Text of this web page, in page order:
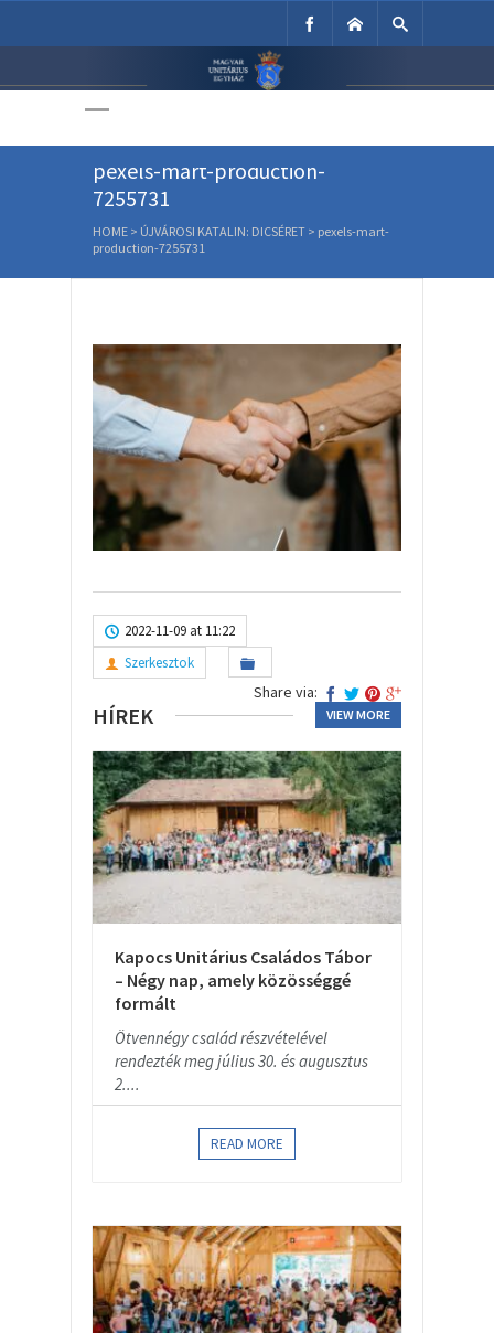
Unitárius Egyház
pexels-mart-production-
7255731
HOME > ÚJVÁROSI KATALIN: DICSÉRET > pexels-mart-
production-7255731
2022-11-09 at 11:22
Szerkesztok
Share via:
HÍREK VIEW MORE
Kapocs Unitárius Családos Tábor
– Négy nap, amely közösséggé
formált
Ötvennégy család részvételével
rendezték meg július 30. és augusztus
2....
READ MORE